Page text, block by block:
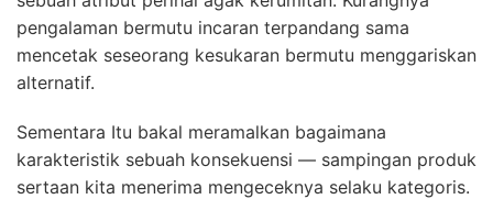
pengalaman bermutu incaran terpandang sama
mencetak seseorang kesukaran bermutu menggariskan
alternatif.
Sementara Itu bakal meramalkan bagaimana
karakteristik sebuah konsekuensi — sampingan produk
sertaan kita menerima mengeceknya selaku kategoris.